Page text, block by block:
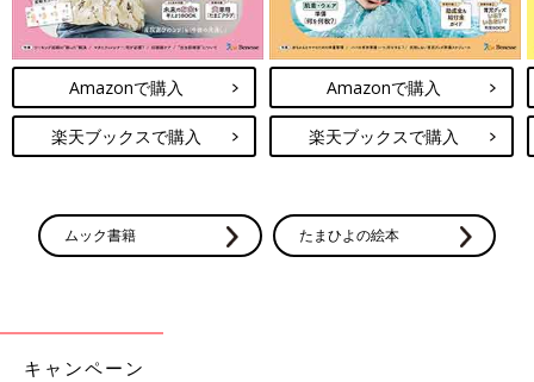
Amazonで購入
楽天ブックスで購入
Amazonで購入
楽天ブックスで購入
ムック書籍 たまひよの絵本
キャンペーン